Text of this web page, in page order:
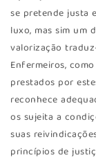
se pretende justa
luxo, mas sim um
valorização
Enfermeiros,
prestados por
reconhece
os sujeita a
suas
princípios de